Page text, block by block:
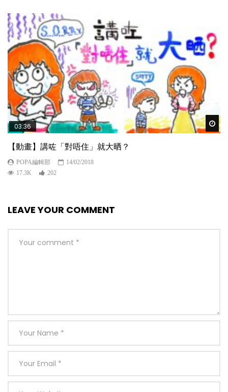
03:36
【動畫】講咗「對唔住」就大晒？
POPA編輯部
14/02/2018
17.3K
202
LEAVE YOUR COMMENT